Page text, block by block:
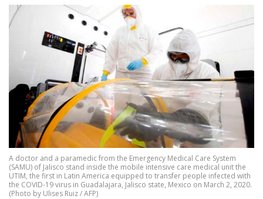
A doctor and a paramedic from the Emergency Medical Care System
(SAMU) of Jalisco stand inside the mobile intensive care medical unit the
UTIM, the first in Latin America equipped to transfer people infected with
the COVID-19 virus in Guadalajara, Jalisco state, Mexico on March 2, 2020.
(Photo by Ulises Ruiz / AFP)